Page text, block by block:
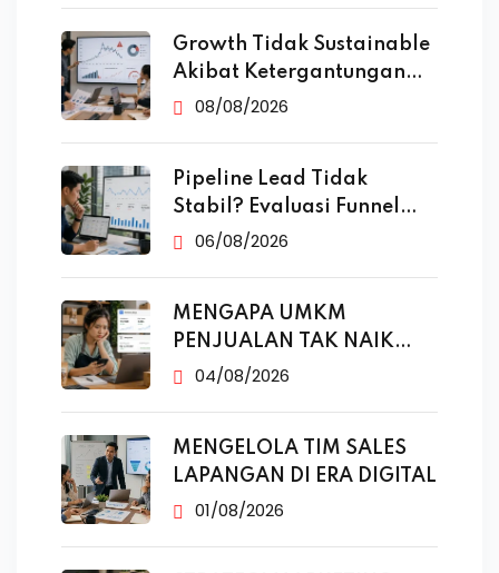
Growth Tidak Sustainable
Akibat Ketergantungan
Iklan
08/08/2026
Pipeline Lead Tidak
Stabil? Evaluasi Funnel
Marketing
06/08/2026
MENGAPA UMKM
PENJUALAN TAK NAIK
MESKI SUDAH
04/08/2026
MENGELOLA TIM SALES
LAPANGAN DI ERA DIGITAL
01/08/2026